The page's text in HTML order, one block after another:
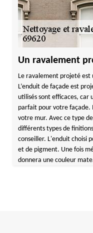
Un ravalement
Le ravalement projeté est
L’enduit de façade est
utilisés sont efficaces, car
parfait pour votre façade.
votre mur. Avec ce type
différents types de
conseiller. L'enduit choisi
et de pigment. Une fois
donnera une couleur